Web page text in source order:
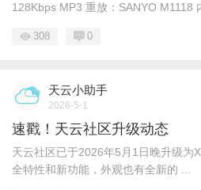
128Kbps MP3 重放：SANYO M1118
308 0
天云小助手
2026-5-1
速戳！天云社区升级动态
天云社区已于2026年5月1日晚升级为
全特性和新功能，外观也有全新的 ...